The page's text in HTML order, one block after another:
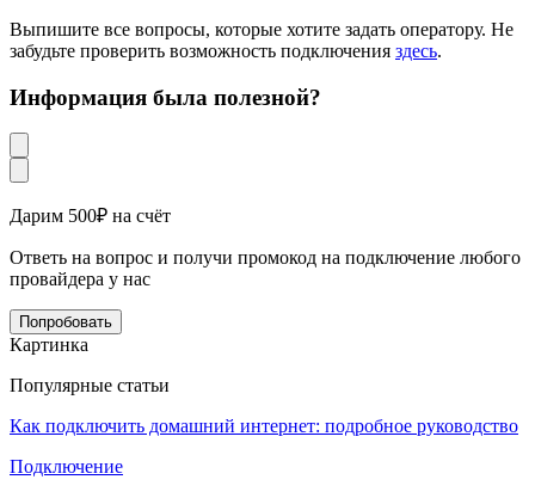
Выпишите все вопросы, которые хотите задать оператору. Не
забудьте проверить возможность подключения здесь.
Информация была полезной?
Дарим 500₽ на счёт
Ответь на вопрос и получи промокод на подключение любого
провайдера у нас
Попробовать
Картинка
Популярные статьи
Как подключить домашний интернет: подробное руководство
Подключение